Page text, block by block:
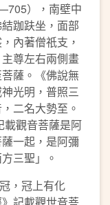
），南壁中
跏趺坐，面部
內著僧祇支，
尊左右兩側畫
薩。《佛說無
光明，普照三
二名大勢至。
載觀音菩薩是阿
一起，是阿彌
三聖」。
，冠上有化